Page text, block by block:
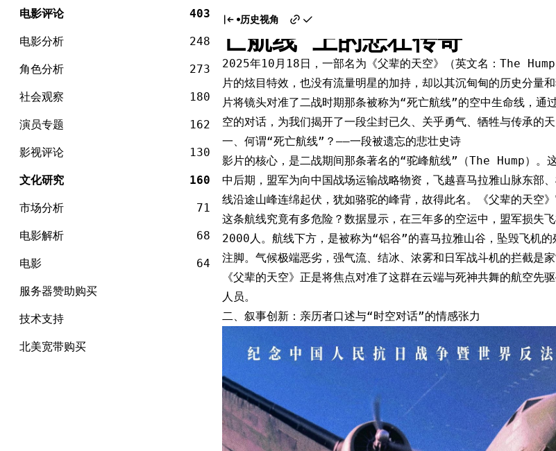
Skip
content
电影评论 403
电影分析 248
角色分析 273
社会观察 180
演员专题 162
影视评论 130
文化研究 160
市场分析 71
电影解析 68
电影 64
服务器赞助购买
技术支持
北美宽带购买
历史视角
《父辈的天空》：穿越时空的
亡航线”上的悲壮传奇
2025年10月18日，一部名为《父辈的天空》（英文名：The
片的炫目特效，也没有流量明星的加持，却以其沉甸甸的历史分量
片将镜头对准了二战时期那条被称为“死亡航线”的空中生命线，通
空的对话，为我们揭开了一段尘封已久、关乎勇气、牺牲与传承的天
一、何谓“死亡航线”？——一段被遗忘的悲壮史诗
影片的核心，是二战期间那条著名的“驼峰航线”（The Hump）。
中后期，盟军为向中国战场运输战略物资，飞越喜马拉雅山脉东部
线沿途山峰连绵起伏，犹如骆驼的峰背，故得此名。《父辈的天空
这条航线究竟有多危险？数据显示，在三年多的空运中，盟军损失
2000人。航线下方，是被称为“铝谷”的喜马拉雅山谷，坠毁飞机
注脚。气候极端恶劣，强气流、结冰、浓雾和日军战斗机的拦截是
《父辈的天空》正是将焦点对准了这群在云端与死神共舞的航空先
人员。
二、叙事创新：亲历者口述与“时空对话”的情感张力